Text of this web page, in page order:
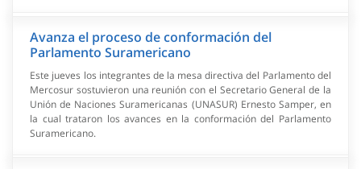
Avanza el proceso de conformación del
Parlamento Suramericano
Este jueves los integrantes de la mesa directiva del Parlamento del
Mercosur sostuvieron una reunión con el Secretario General de la
Unión de Naciones Suramericanas (UNASUR) Ernesto Samper, en
la cual trataron los avances en la conformación del Parlamento
Suramericano.